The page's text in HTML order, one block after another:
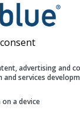
nem adjuk át
azt
használatával
advertising and
and services
a device